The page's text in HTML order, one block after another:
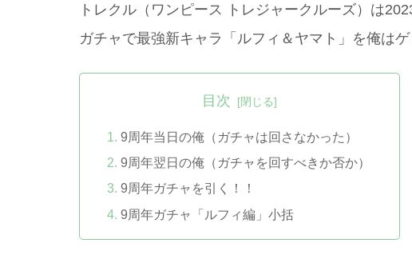
トレクル（ワンピース トレジャークルーズ）は
ガチャで最強新キャラ「ルフィ＆ヤマト」を俺は
目次
9周年当日の俺（ガチャは回さなかった）
9周年翌日の俺（ガチャを回すべきか否か）
9周年ガチャを引く！！
9周年ガチャ「ルフィ編」小括